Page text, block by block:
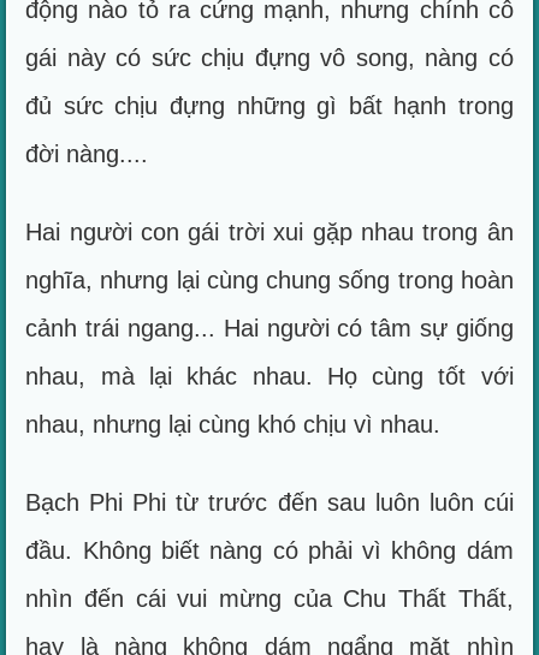
động nào tỏ ra cứng mạnh, nhưng chính cô
gái này có sức chịu đựng vô song, nàng có
đủ sức chịu đựng những gì bất hạnh trong
đời nàng....
Hai người con gái trời xui gặp nhau trong ân
nghĩa, nhưng lại cùng chung sống trong hoàn
cảnh trái ngang... Hai người có tâm sự giống
nhau, mà lại khác nhau. Họ cùng tốt với
nhau, nhưng lại cùng khó chịu vì nhau.
Bạch Phi Phi từ trước đến sau luôn luôn cúi
đầu. Không biết nàng có phải vì không dám
nhìn đến cái vui mừng của Chu Thất Thất,
hay là nàng không dám ngẩng mặt nhìn